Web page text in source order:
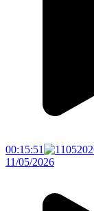
00:15:51
11/05/2026